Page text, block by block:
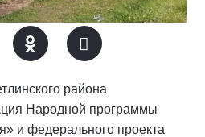
района
Народной программы
и федерального проекта